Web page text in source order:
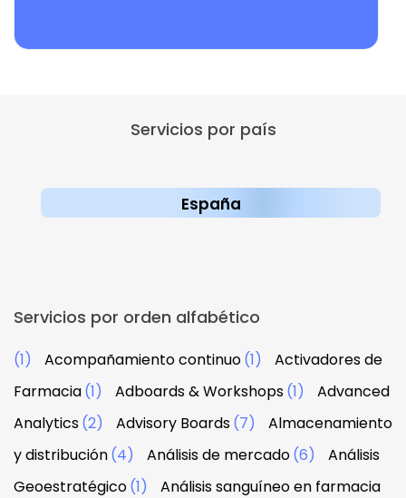
Servicios por país
España
Servicios por orden alfabético
(1) Acompañamiento continuo(1)
Activadores de
Farmacia(1) Adboards & Workshops(1)
Advanced
Analytics(2) Advisory Boards(7)
Almacenamiento
y distribución(4) Análisis de mercado(6)
Análisis
Geoestratégico(1)
Análisis sanguíneo en farmacia